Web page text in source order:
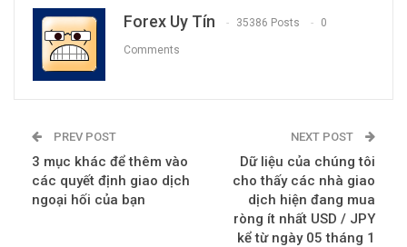
Forex Uy Tín 35386 Posts 0
Comments
PREV POST
3 mục khác để thêm vào
các quyết định giao dịch
ngoại hối của bạn
NEXT POST
Dữ liệu của chúng tôi
cho thấy các nhà giao
dịch hiện đang mua
ròng ít nhất USD / JPY
kể từ ngày 05 tháng 1